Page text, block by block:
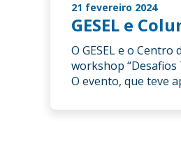
21 fevereiro 2024
GESEL e
O GESEL e o
workshop “Desafios
O evento, que teve